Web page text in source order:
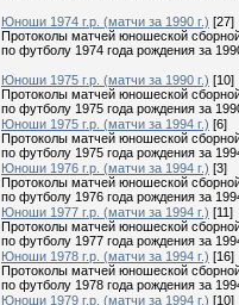
Юноши 1974 г.р. (матчи за 1990 г.) [27]
Протоколы матчей юношеской
по футболу 1974 года рождения за
Юноши 1975 г.р. (матчи за 1990 г.) [10]
Протоколы матчей юношеской
по футболу 1975 года рождения за
Юноши 1975 г.р. (матчи за 1994 г.) [6]
Протоколы матчей юношеской
по футболу 1975 года рождения за
Юноши 1976 г.р. (матчи за 1994 г.) [3]
Протоколы матчей юношеской
по футболу 1976 года рождения за
Юноши 1977 г.р. (матчи за 1994 г.) [11]
Протоколы матчей юношеской
по футболу 1977 года рождения за
Юноши 1978 г.р. (матчи за 1994 г.) [16]
Протоколы матчей юношеской
по футболу 1978 года рождения за
Юноши 1979 г.р. (матчи за 1994 г.) [10]